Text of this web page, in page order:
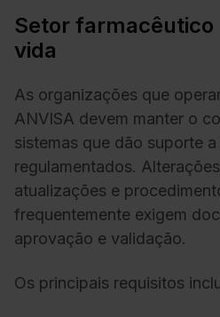
Setor farmacêutico
vida
As organizações que
ANVISA devem manter o
sistemas que dão suporte
regulamentados.
atualizações e
frequentemente exigem
aprovação e validação.
Os principais requisitos